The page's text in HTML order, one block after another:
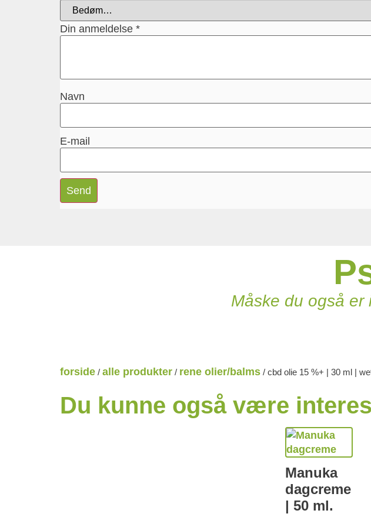
Din anmeldelse *
Navn
E-mail
Måske du også er
forside / alle produkter / rene olier/balms / cbd olie 15 %+ | 30 ml |
Du kunne også være
Manuka
dagcreme
| 50 ml.